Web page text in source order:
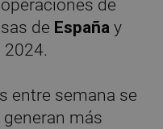
de
de Españay
2024.
entre semana se
más